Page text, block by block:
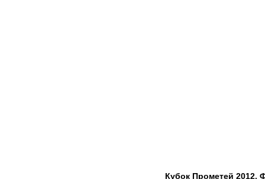
Кубок Прометей 2012.